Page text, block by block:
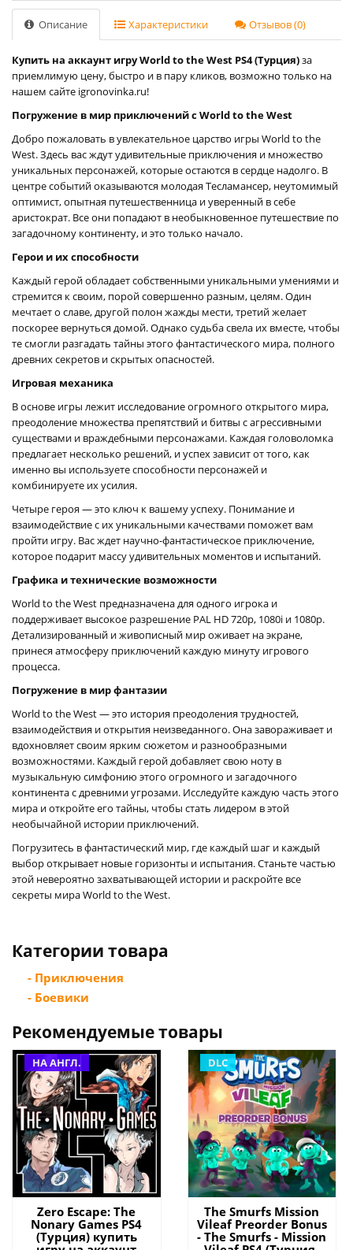
Описание Характеристики Отзывов (0)
Купить на аккаунт игру World to the West PS4 (Турция)за
приемлимую цену, быстро и в пару кликов, возможно только на
нашем сайте igronovinka.ru!
Погружение в мир приключений с World to the West
Добро пожаловать в увлекательное царство игры World to the
West. Здесь вас ждут удивительные приключения и множество
уникальных персонажей, которые остаются в сердце надолго. В
центре событий оказываются молодая Тесламансер, неутомимый
оптимист, опытная путешественница и уверенный в себе
аристократ. Все они попадают в необыкновенное путешествие по
загадочному континенту, и это только начало.
Герои и их способности
Каждый герой обладает собственными уникальными умениями и
стремится к своим, порой совершенно разным, целям. Один
мечтает о славе, другой полон жажды мести, третий желает
поскорее вернуться домой. Однако судьба свела их вместе, чтобы
те смогли разгадать тайны этого фантастического мира, полного
древних секретов и скрытых опасностей.
Игровая механика
В основе игры лежит исследование огромного открытого мира,
преодоление множества препятствий и битвы с агрессивными
существами и враждебными персонажами. Каждая головоломка
предлагает несколько решений, и успех зависит от того, как
именно вы используете способности персонажей и
комбинируете их усилия.
Четыре героя — это ключ к вашему успеху. Понимание и
взаимодействие с их уникальными качествами поможет вам
пройти игру. Вас ждет научно-фантастическое приключение,
которое подарит массу удивительных моментов и испытаний.
Графика и технические возможности
World to the West предназначена для одного игрока и
поддерживает высокое разрешение PAL HD 720p, 1080i и 1080p.
Детализированный и живописный мир оживает на экране,
принеся атмосферу приключений каждую минуту игрового
процесса.
Погружение в мир фантазии
World to the West — это история преодоления трудностей,
взаимодействия и открытия неизведанного. Она завораживает и
вдохновляет своим ярким сюжетом и разнообразными
возможностями. Каждый герой добавляет свою ноту в
музыкальную симфонию этого огромного и загадочного
континента с древними угрозами. Исследуйте каждую часть этого
мира и откройте его тайны, чтобы стать лидером в этой
необычайной истории приключений.
Погрузитесь в фантастический мир, где каждый шаг и каждый
выбор открывает новые горизонты и испытания. Станьте частью
этой невероятно захватывающей истории и раскройте все
секреты мира World to the West.
Категории товара
- Приключения
- Боевики
Рекомендуемые товары
НА АНГЛ.
Zero Escape: The
Nonary Games PS4
(Турция) купить
DLC
The Smurfs Mission
Vileaf Preorder Bonus
- The Smurfs - Mission